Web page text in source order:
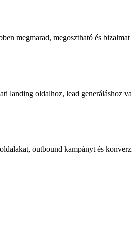
megmarad, megosztható és bizalmat
landing oldalhoz, lead generáláshoz
outbound kampányt és